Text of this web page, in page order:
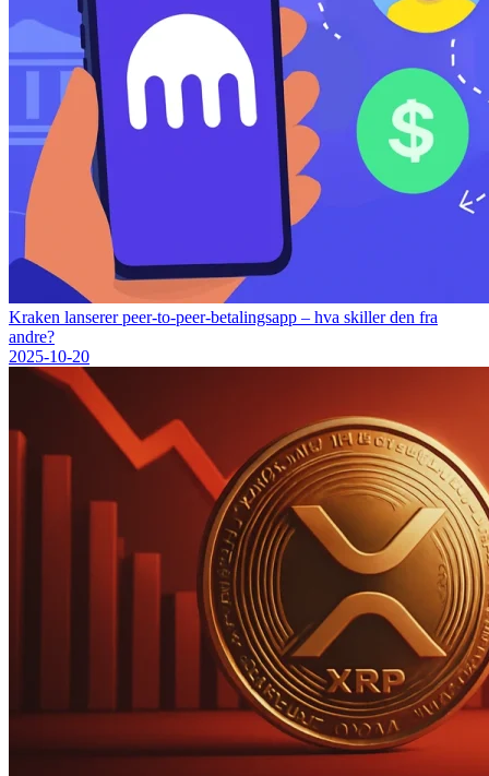
Kraken lanserer peer-to-peer-betalingsapp – hva skiller den fra
andre?
2025-10-20